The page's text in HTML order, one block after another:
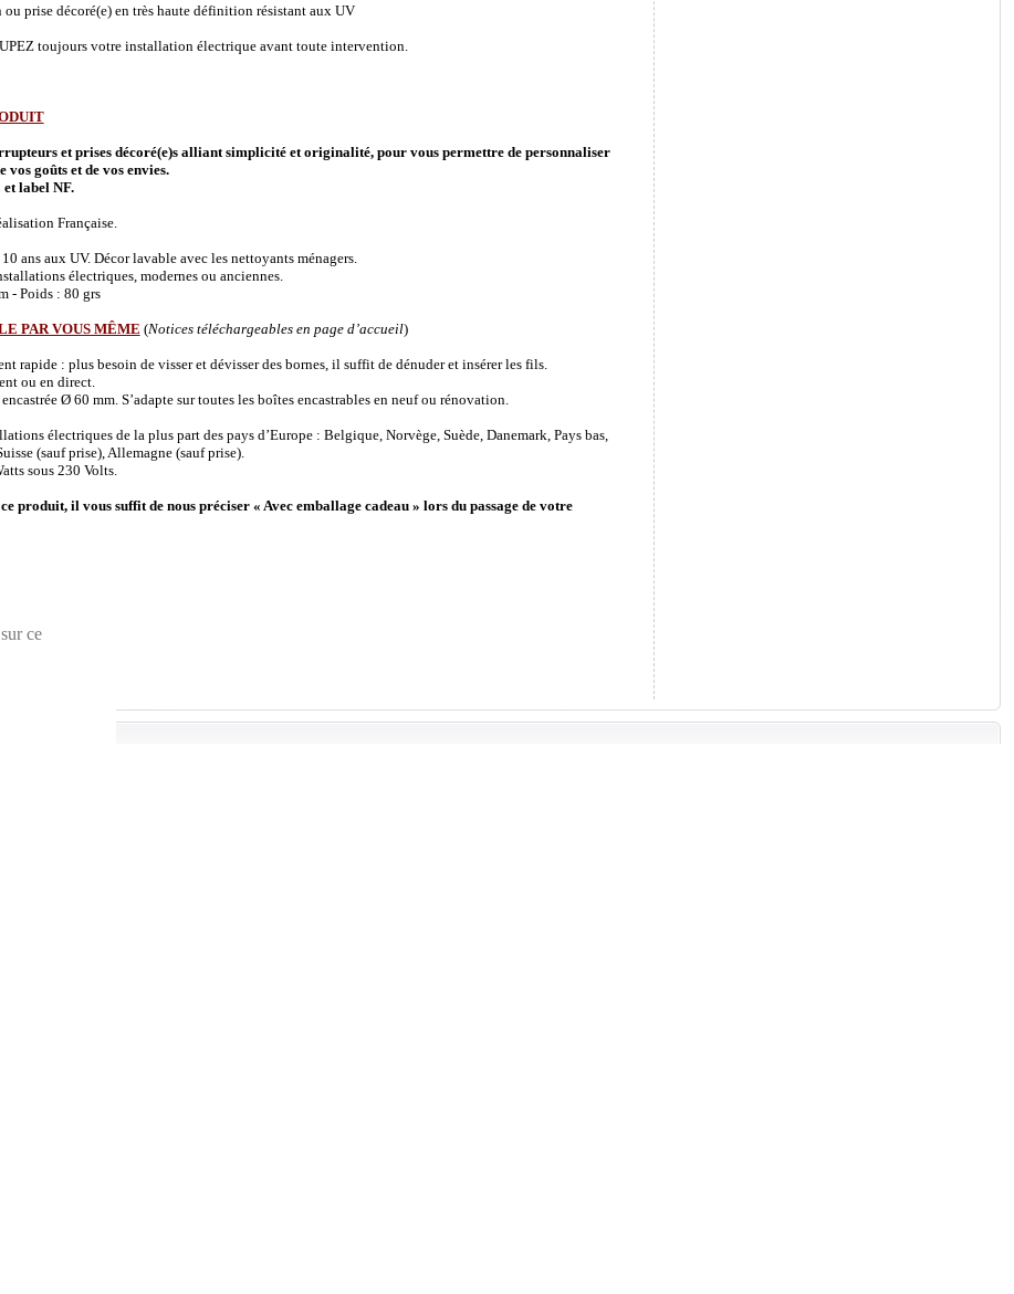
prise décoré(e) en très haute définition résistant aux UV
toujours votre installation électrique avant toute intervention.
et prises décoré(e)s alliant simplicité et originalité, pour vous permettre de personnaliser
goûts et de vos envies.
label NF.
Française.
ans aux UV. Décor lavable avec les nettoyants ménagers.
électriques, modernes ou anciennes.
- Poids : 80 grs
PAR VOUS MÊME (Notices téléchargeables en page d’accueil)
rapide : plus besoin de visser et dévisser des bornes, il suffit de dénuder et insérer les fils.
ou en direct.
Ø 60 mm. S’adapte sur toutes les boîtes encastrables en neuf ou rénovation.
électriques de la plus part des pays d’Europe : Belgique, Norvège, Suède, Danemark, Pays bas,
(sauf prise), Allemagne (sauf prise).
sous 230 Volts.
produit, il vous suffit de nous préciser « Avec emballage cadeau » lors du passage de votre
ce